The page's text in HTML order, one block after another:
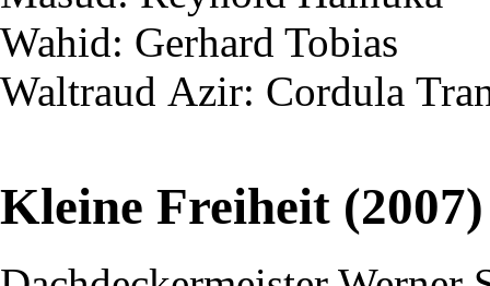
Wahid: Gerhard Tobias
Waltraud Azir: Cordula
Kleine Freiheit (2007)